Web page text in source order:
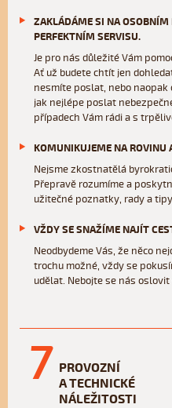
ZAKLÁDÁME SI NA OSOBNÍM
PERFEKTNÍM SERVISU.
Je pro nás důležité Vám
Ať už budete chtít jen
nesmíte poslat, nebo
jak nejlépe poslat
případech Vám rádi a s
KOMUNIKUJEME NA ROVINU
Nejsme zkostnatělá
Přepravě rozumíme a
užitečné poznatky, rady a
VŽDY SE SNAŽÍME NAJÍT
Neodbydeme Vás, že něco
trochu možné, vždy se
udělat. Nebojte se nás
PROVOZNÍ
A TECHNICKÉ
NÁLEŽITOSTI
7